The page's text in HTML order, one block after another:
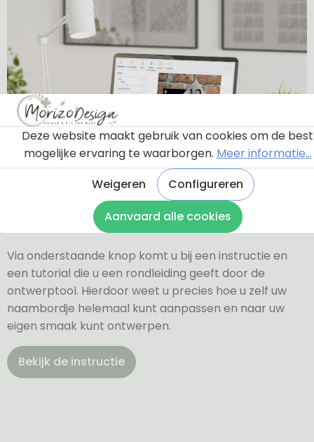
Ontwerptool
Via onderstaande knop komt u bij een instructie en
een tutorial die u een rondleiding geeft door de
ontwerptool. Hierdoor weet u precies hoe u zelf uw
naambordje helemaal kunt aanpassen en naar uw
eigen smaak kunt ontwerpen.
Bekijk de instructie
Deze website maakt gebruik van cookies om de best
mogelijke ervaring te waarborgen. Meer informatie...
Weigeren
Configureren
Aanvaard alle cookies